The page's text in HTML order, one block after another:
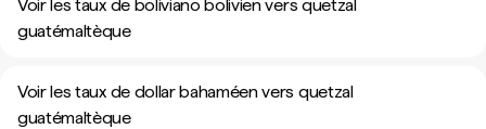
Voir les taux de boliviano bolivien vers quetzal
guatémaltèque
Voir les taux de dollar bahaméen vers quetzal
guatémaltèque